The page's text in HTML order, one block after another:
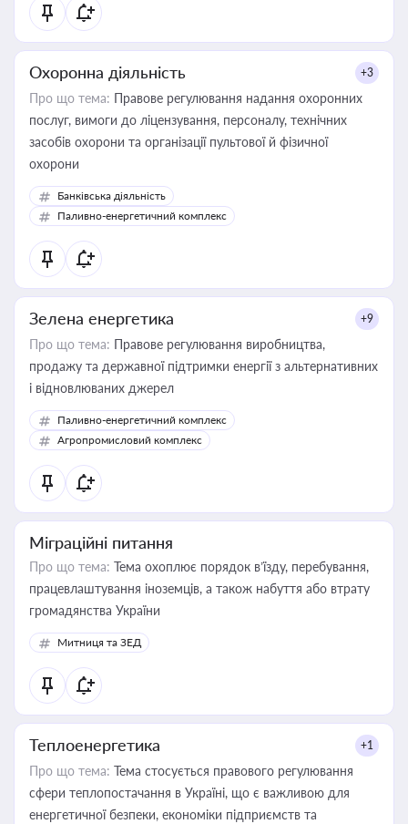
Охоронна діяльність +3
Про що тема: Правове регулювання надання охоронних
послуг, вимоги до ліцензування, персоналу, технічних
засобів охорони та організації пультової й фізичної
охорони
Банківська діяльність
Паливно-енергетичний комплекс
Зелена енергетика +9
Про що тема: Правове регулювання виробництва,
продажу та державної підтримки енергії з альтернативних
і відновлюваних джерел
Паливно-енергетичний комплекс
Агропромисловий комплекс
Міграційні питання
Про що тема: Тема охоплює порядок в’їзду, перебування,
працевлаштування іноземців, а також набуття або втрату
громадянства України
Митниця та ЗЕД
Теплоенергетика +1
Про що тема: Тема стосується правового регулювання
сфери теплопостачання в Україні, що є важливою для
енергетичної безпеки, економіки підприємств та